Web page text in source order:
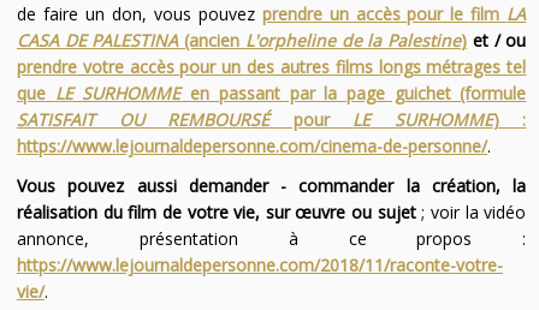
de faire un don, vous pouvez prendre un accès pour le film LA
CASA DE PALESTINA(ancien L'orpheline de la Palestine) et / ou
prendre votre accès pour un des autres films longs métrages tel
que LE SURHOMMEen passant par la page guichet (formule
SATISFAIT OU REMBOURSÉpour LE SURHOMME) :
https://www.lejournaldepersonne.com/cinema-de-personne/.
Vous pouvez aussi demander - commander la création, la
réalisation du film de votre vie, sur œuvre ou sujet; voir la vidéo
annonce, présentation à ce propos :
https://www.lejournaldepersonne.com/2018/11/raconte-votre-
vie/.